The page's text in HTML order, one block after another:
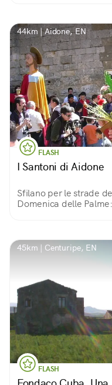
44km | Aidone, EN
FLASH
I Santoni di Aidone
Sfilano per le strade
Domenica delle
45km | Centuripe, EN
FLASH